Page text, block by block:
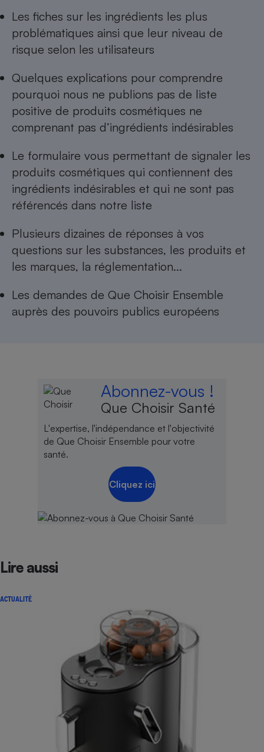
Les fiches sur les ingrédients les plus
problématiques ainsi que leur niveau de
risque selon les utilisateurs
Quelques explications pour comprendre
pourquoi nous ne publions pas de liste
positive de produits cosmétiques ne
comprenant pas d’ingrédients indésirables
Le formulaire vous permettant de signaler les
produits cosmétiques qui contiennent des
ingrédients indésirables et qui ne sont pas
référencés dans notre liste
Plusieurs dizaines de réponses à vos
questions sur les substances, les produits et
les marques, la réglementation...
Les demandes de Que Choisir Ensemble
auprès des pouvoirs publics européens
Abonnez-vous !
Que Choisir Santé
L'expertise, l'indépendance et l'objectivité
de Que Choisir Ensemble pour votre
santé.
Cliquez ici
Lire aussi
ACTUALITÉ